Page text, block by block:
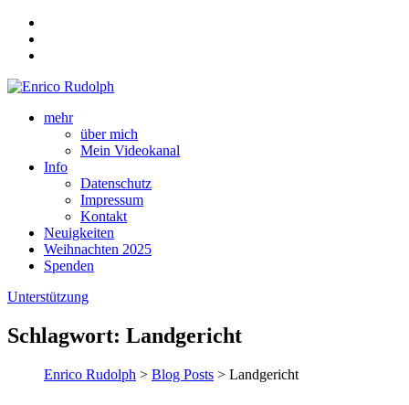
mehr
über mich
Mein Videokanal
Info
Datenschutz
Impressum
Kontakt
Neuigkeiten
Weihnachten 2025
Spenden
Unterstützung
Schlagwort: Landgericht
Enrico Rudolph > Blog Posts > Landgericht